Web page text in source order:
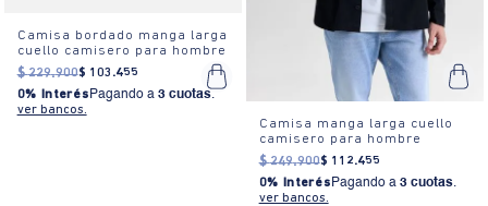
Camisa bordado manga larga
cuello camisero para hombre
$ 229.900$ 103 .455
0% Interés Pagando a 3 cuotas.
ver bancos.
Camisa manga larga cuello
camisero para hombre
$ 249.900$ 112.455
0% Interés Pagando a 3 cuotas.
ver bancos.